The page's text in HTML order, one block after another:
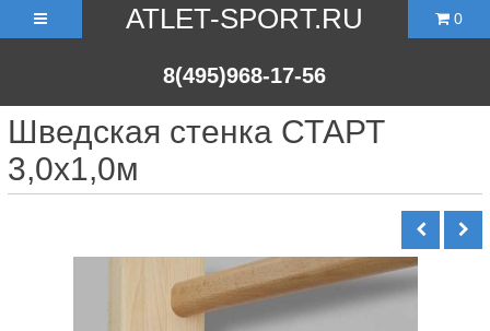
ATLET-SPORT.RU
8(495)968-17-56
0
Шведская стенка СТАРТ
3,0х1,0м